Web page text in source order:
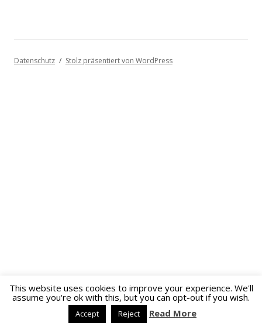
Datenschutz Stolz präsentiert von WordPress
This website uses cookies to improve your experience. We'll
assume you're ok with this, but you can opt-out if you wish.
Accept Reject Read More